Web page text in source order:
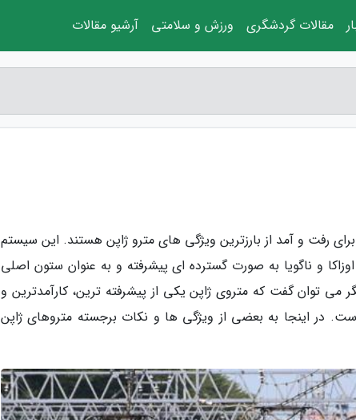
رفت و آمد از بارزترین ویژگی های مترو ژاپن هستند. این سیستم
و ناگویا به صورت گسترده ای پیشرفته و به عنوان ستون اصلی
توان گفت که متروی ژاپن یکی از پیشرفته ترین، کارآمدترین و
در اینجا به بعضی از ویژگی ها و نکات برجسته متروهای ژاپن
مقالات گردشگری ورزش و سلامتی آرشیو مقالات